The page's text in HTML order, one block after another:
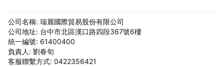
公司名稱: 瑞麗國際貿易股份有限公司
公司地址: 台中市北區漢口路四段367號6樓
統一編號: 61400400
負責人: 劉春旬
客服聯繫方式: 0422356421